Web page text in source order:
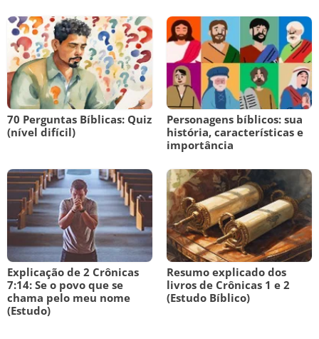
70 Perguntas Bíblicas: Quiz
(nível difícil)
Personagens bíblicos: sua
história, características e
importância
Explicação de 2 Crônicas
7:14: Se o povo que se
chama pelo meu nome
(Estudo)
Resumo explicado dos
livros de Crônicas 1 e 2
(Estudo Bíblico)